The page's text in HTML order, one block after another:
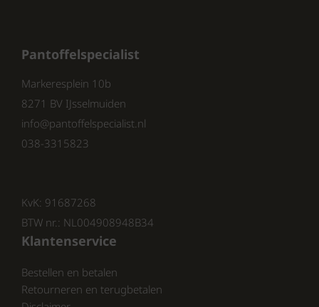
Pantoffelspecialist
Markeresplein 10b
8271 BV IJsselmuiden
info@pantoffelspecialist.nl
038-3315823
KvK: 91687268
BTW nr.: NL004908948B34
Klantenservice
Bestellen en betalen
Retourneren en terugbetalen